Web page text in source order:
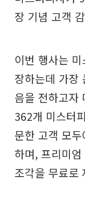
장 기념 고객
이번 행사는
장하는데 가장
음을 전하고자
362개 미스터
문한 고객 모
하며, 프리미
조각을 무료로